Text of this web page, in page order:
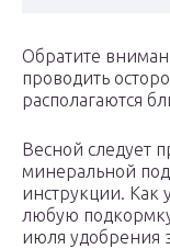
Обратите
проводить
располагаются
Весной следует
минеральной
инструкции. Как
любую
июля удобрения